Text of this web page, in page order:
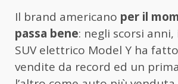
Il brand americano per il
passa bene: negli scorsi
SUV elettrico Model Y ha
vendite da record ed un